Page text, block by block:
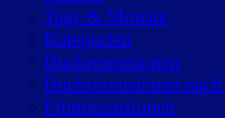
Tage & Monate
Kategorien
Buchrezensionen
Buchrezensionen
Filmrezensionen